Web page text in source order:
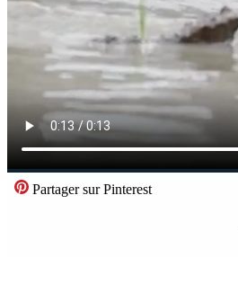
Partager sur Pinterest